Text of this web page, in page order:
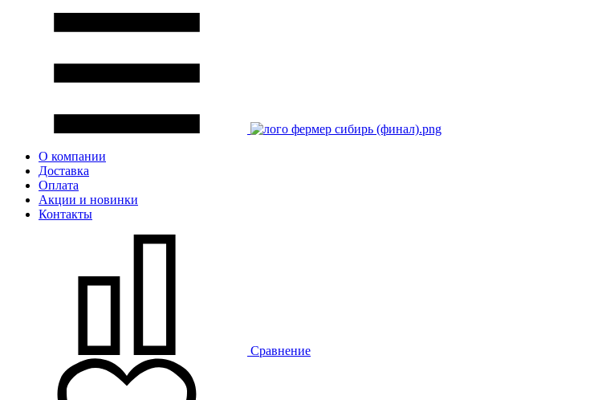
О компании
Доставка
Оплата
Акции и новинки
Контакты
Сравнение